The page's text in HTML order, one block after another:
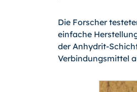
Die Forscher
einfache
der Anhydrit-
Verbindungsmittel